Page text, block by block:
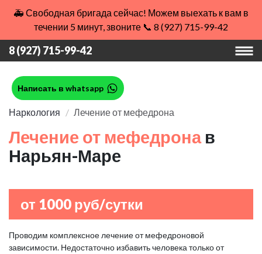
🚑 Свободная бригада сейчас! Можем выехать к вам в
течении 5 минут, звоните 📞 8 (927) 715-99-42
8 (927) 715-99-42
Написать в whatsapp
Наркология Лечение от мефедрона
Лечение от мефедрона в
Нарьян-Маре
от 1000 руб/сутки
Проводим комплексное лечение от мефедроновой
зависимости. Недостаточно избавить человека только от